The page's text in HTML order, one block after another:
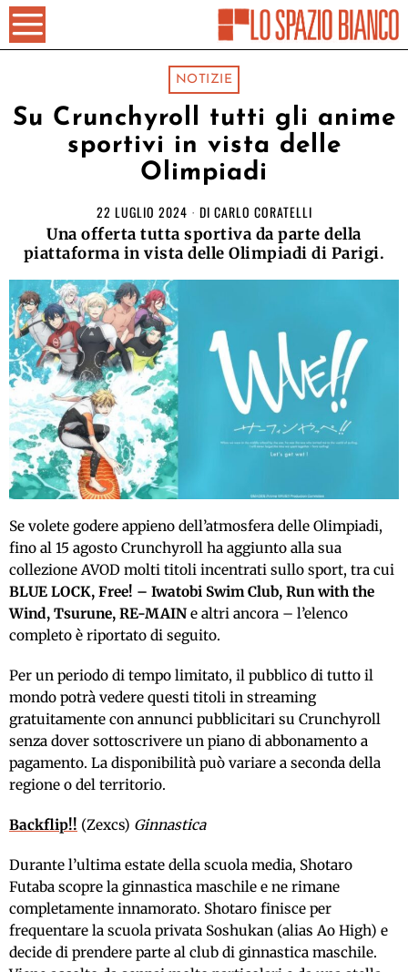
NOTIZIE
Su Crunchyroll tutti gli anime
sportivi in vista delle
Olimpiadi
22 LUGLIO 2024 DI CARLO CORATELLI
Una offerta tutta sportiva da parte della
piattaforma in vista delle Olimpiadi di Parigi.
Se volete godere appieno dell’atmosfera delle Olimpiadi,
fino al 15 agosto Crunchyroll ha aggiunto alla sua
collezione AVOD molti titoli incentrati sullo sport, tra cui
BLUE LOCK, Free! – Iwatobi Swim Club, Run with the
Wind, Tsurune, RE-MAIN e altri ancora – l’elenco
completo è riportato di seguito.
Per un periodo di tempo limitato, il pubblico di tutto il
mondo potrà vedere questi titoli in streaming
gratuitamente con annunci pubblicitari su Crunchyroll
senza dover sottoscrivere un piano di abbonamento a
pagamento. La disponibilità può variare a seconda della
regione o del territorio.
Backflip!! (Zexcs) Ginnastica
Durante l’ultima estate della scuola media, Shotaro
Futaba scopre la ginnastica maschile e ne rimane
completamente innamorato. Shotaro finisce per
frequentare la scuola privata Soshukan (alias Ao High) e
decide di prendere parte al club di ginnastica maschile.